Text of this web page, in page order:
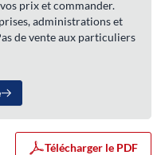
prix et commander.
administrations et
de vente aux particuliers
Télécharger le PDF